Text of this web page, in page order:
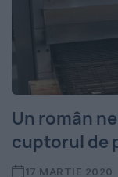
Un român
cuptorul de
17 MARTIE 2020